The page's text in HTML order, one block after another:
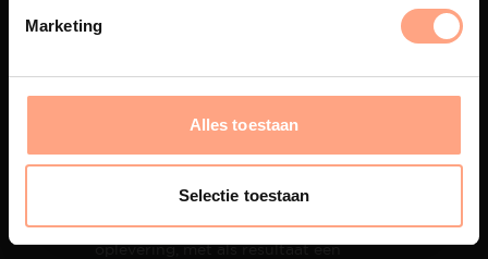
Marketing
Alles toestaan
Selectie toestaan
een hoogwaardige twee
Productie
PUUUR biedt volledige
ontzorging van eerste schets tot
oplevering,met als resultaat een